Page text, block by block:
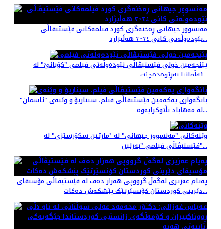
مەنسوور جیهانی ڕه‌خنه‌گری کورد فیلمه‌کانی فێستیڤاڵی
نێوده‌وڵه‌تی کانی ٢٠٢٤ هه‌ڵبژارد...
پێنجەمین خولی فێستیڤاڵی نێودەوڵەتی فیلمی "کۆبانێ" لە
ئەڵمانیا بەڕێوەده‌چێت...
بانگەوازی یەکەمین فێستیڤاڵی فیلم، سیناریۆ و وێنه‌ی "ئاسمان"
لە مەهاباد بڵاوکرایەوە...
وێنەکانی "مەنسوور جیهانی" له‌ "مارتین سکۆرسێزی" لە
فێستیڤاڵی فیلمی "بەرلین"...
پەیام عەزیزی لەگەڵ گرووپی هەزار دەف لە فێستیڤاڵی مۆسیقای
دێرینی کوردستان کۆنسێرتێک پێشکەش دەکات...